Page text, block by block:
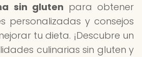
sin gluten para obtener
personalizadas y consejos
tu dieta. ¡Descubre un
culinarias sin gluten y